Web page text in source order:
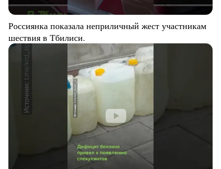
Россиянка показала неприличный жест участникам
шествия в Тбилиси.